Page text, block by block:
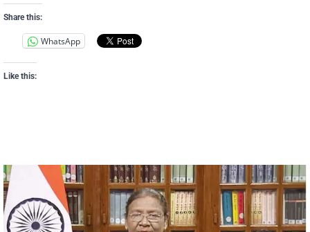
Share this:
WhatsApp
Like this: